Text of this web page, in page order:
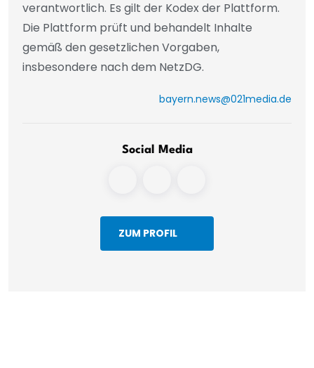
verantwortlich. Es gilt der Kodex der Plattform.
Die Plattform prüft und behandelt Inhalte
gemäß den gesetzlichen Vorgaben,
insbesondere nach dem NetzDG.
bayern.news@021media.de
Social Media
ZUM PROFIL